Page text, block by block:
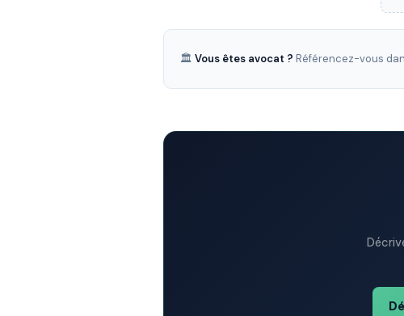
🏛️ Vous êtes avocat ? Référencez-vous